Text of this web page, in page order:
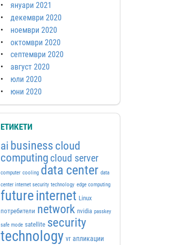
януари 2021
декември 2020
ноември 2020
октомври 2020
септември 2020
август 2020
юли 2020
юни 2020
ЕТИКЕТИ
ai business cloud
computing cloud server
computer cooling data center data
center internet security technology edge computing
futureinternet Linux
потребители network nvidia passkey
safe mode satellite security
technology vr апликации